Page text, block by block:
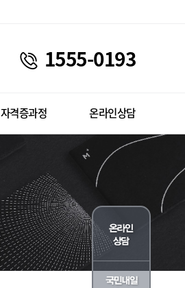
1555-0193
자격증과정 온라인상담